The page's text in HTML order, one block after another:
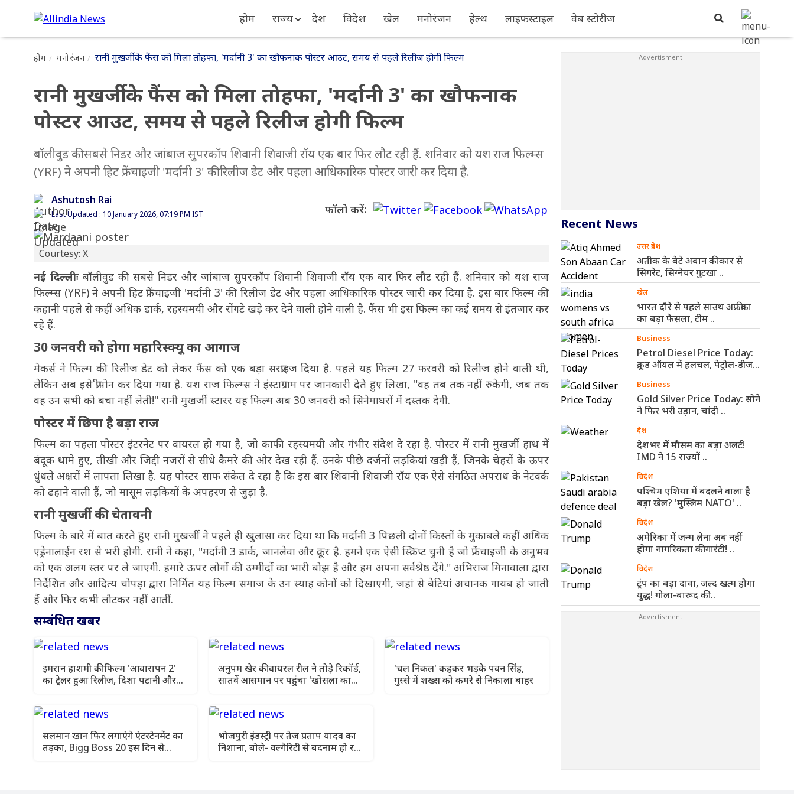
होम राज्य देश विदेश खेल मनोरंजन हेल्थ लाइफस्टाइल वेब स्टोरीज
होम मनोरंजन रानी मुखर्जी के फैंस को मिला तोहफा, 'मर्दानी 3' का खौफनाक पोस्टर आउट, समय से पहले रिलीज होगी फिल्म
रानी मुखर्जी के फैंस को मिला तोहफा, 'मर्दानी 3' का खौफनाक
पोस्टर आउट, समय से पहले रिलीज होगी फिल्म
बॉलीवुड की सबसे निडर और जांबाज सुपरकॉप शिवानी शिवाजी रॉय एक बार फिर लौट रही हैं. शनिवार को यश राज फिल्म्स
(YRF) ने अपनी हिट फ्रेंचाइजी 'मर्दानी 3' की रिलीज डेट और पहला आधिकारिक पोस्टर जारी कर दिया है.
Ashutosh Rai
Last Updated : 10 January 2026, 07:19 PM IST फॉलो करें:
Courtesy: X
नई दिल्लीःबॉलीवुड की सबसे निडर और जांबाज सुपरकॉप शिवानी शिवाजी रॉय एक बार फिर लौट रही हैं. शनिवार को यश राज
फिल्म्स (YRF) ने अपनी हिट फ्रेंचाइजी 'मर्दानी 3' की रिलीज डेट और पहला आधिकारिक पोस्टर जारी कर दिया है. इस बार फिल्म की
कहानी पहले से कहीं अधिक डार्क, रहस्यमयी और रोंगटे खड़े कर देने वाली होने वाली है. फैंस भी इस फिल्म का कई समय से इंतजार कर
रहे हैं.
30 जनवरी को होगा महारिस्क्यू का आगाज
मेकर्स ने फिल्म की रिलीज डेट को लेकर फैंस को एक बड़ा सरप्राइज दिया है. पहले यह फिल्म 27 फरवरी को रिलीज होने वाली थी,
लेकिन अब इसे प्रीपोन कर दिया गया है. यश राज फिल्म्स ने इंस्टाग्राम पर जानकारी देते हुए लिखा, "वह तब तक नहीं रुकेगी, जब तक
वह उन सभी को बचा नहीं लेती!" रानी मुखर्जी स्टारर यह फिल्म अब 30 जनवरी को सिनेमाघरों में दस्तक देगी.
पोस्टर में छिपा है बड़ा राज
फिल्म का पहला पोस्टर इंटरनेट पर वायरल हो गया है, जो काफी रहस्यमयी और गंभीर संदेश दे रहा है. पोस्टर में रानी मुखर्जी हाथ में
बंदूक थामे हुए, तीखी और जिद्दी नजरों से सीधे कैमरे की ओर देख रही हैं. उनके पीछे दर्जनों लड़कियां खड़ी हैं, जिनके चेहरों के ऊपर
धुंधले अक्षरों में लापता लिखा है. यह पोस्टर साफ संकेत दे रहा है कि इस बार शिवानी शिवाजी रॉय एक ऐसे संगठित अपराध के नेटवर्क
को ढहाने वाली हैं, जो मासूम लड़कियों के अपहरण से जुड़ा है.
रानी मुखर्जी की चेतावनी
फिल्म के बारे में बात करते हुए रानी मुखर्जी ने पहले ही खुलासा कर दिया था कि मर्दानी 3 पिछली दोनों किस्तों के मुकाबले कहीं अधिक
एड्रेनालाईन रश से भरी होगी. रानी ने कहा, "मर्दानी 3 डार्क, जानलेवा और क्रूर है. हमने एक ऐसी स्क्रिप्ट चुनी है जो फ्रेंचाइजी के अनुभव
को एक अलग स्तर पर ले जाएगी. हमारे ऊपर लोगों की उम्मीदों का भारी बोझ है और हम अपना सर्वश्रेष्ठ देंगे." अभिराज मिनावाला द्वारा
निर्देशित और आदित्य चोपड़ा द्वारा निर्मित यह फिल्म समाज के उन स्याह कोनों को दिखाएगी, जहां से बेटियां अचानक गायब हो जाती
हैं और फिर कभी लौटकर नहीं आतीं.
सम्बंधित खबर
इमरान हाशमी की फिल्म 'आवारापन 2'
का ट्रेलर हुआ रिलीज, दिशा पटानी और
अनुपम खेर की वायरल रील ने तोड़े रिकॉर्ड,
सातवें आसमान पर पहुंचा 'खोसला का
'चल निकल' कहकर भड़के पवन सिंह,
गुस्से में शख्स को कमरे से निकाला बाहर
सलमान खान फिर लगाएंगे एंटरटेनमेंट का
तड़का, Bigg Boss 20 इस दिन से
भोजपुरी इंडस्ट्री पर तेज प्रताप यादव का
निशाना, बोले- वल्गैरिटी से बदनाम हो रहा
Recent News
उत्तर प्रदेश
अतीक के बेटे अबान की कार से
सिगरेट, सिग्नेचर गुटखा ..
खेल
भारत दौरे से पहले साउथ अफ्रीका
का बड़ा फैसला, टीम ..
Business
Petrol Diesel Price Today:
क्रूड ऑयल में हलचल, पेट्रोल-डीजल
के ..
Business
Gold Silver Price Today: सोने
ने फिर भरी उड़ान, चांदी ..
देश
देशभर में मौसम का बड़ा अलर्ट!
IMD ने 15 राज्यों ..
विदेश
पश्चिम एशिया में बदलने वाला है
बड़ा खेल? 'मुस्लिम NATO' ..
विदेश
अमेरिका में जन्म लेना अब नहीं
होगा नागरिकता की गारंटी! ..
विदेश
ट्रंप का बड़ा दावा, जल्द खत्म होगा
युद्ध! गोला-बारूद की ..